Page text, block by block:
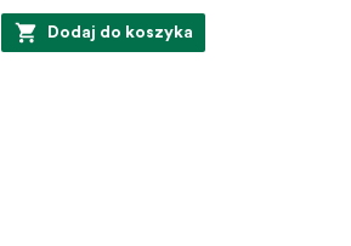
Dodaj do koszyka